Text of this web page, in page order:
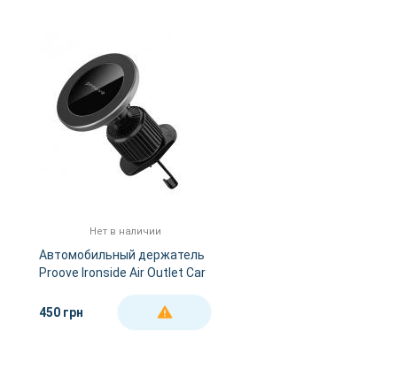
Нет в наличии
Автомобильный держатель
Proove Ironside Air Outlet Car
450 грн
ДЕТАЛЬНЕЕ